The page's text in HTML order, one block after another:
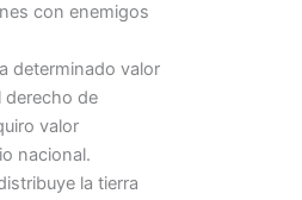
con enemigos
determinado valor
derecho de
valor
nacional.
la tierra